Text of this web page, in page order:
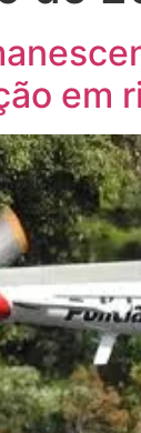
em